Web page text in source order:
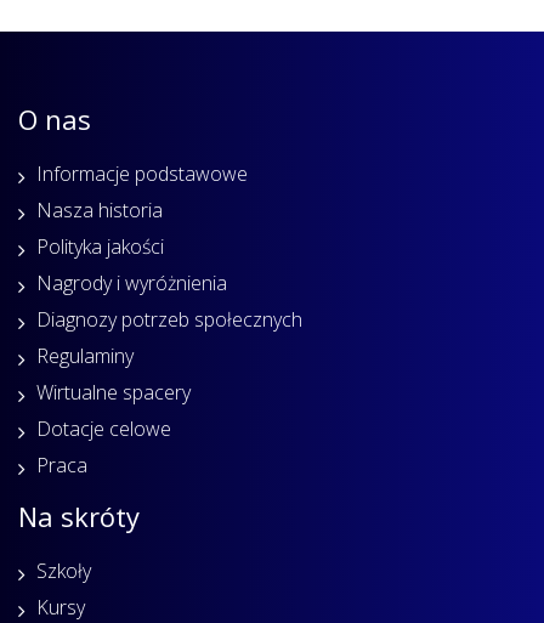
O nas
Informacje podstawowe
Nasza historia
Polityka jakości
Nagrody i wyróżnienia
Diagnozy potrzeb społecznych
Regulaminy
Wirtualne spacery
Dotacje celowe
Praca
Na skróty
Szkoły
Kursy